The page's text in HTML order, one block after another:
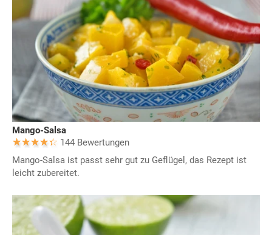
Mango-Salsa
144 Bewertungen
Mango-Salsa ist passt sehr gut zu Geflügel, das Rezept ist
leicht zubereitet.